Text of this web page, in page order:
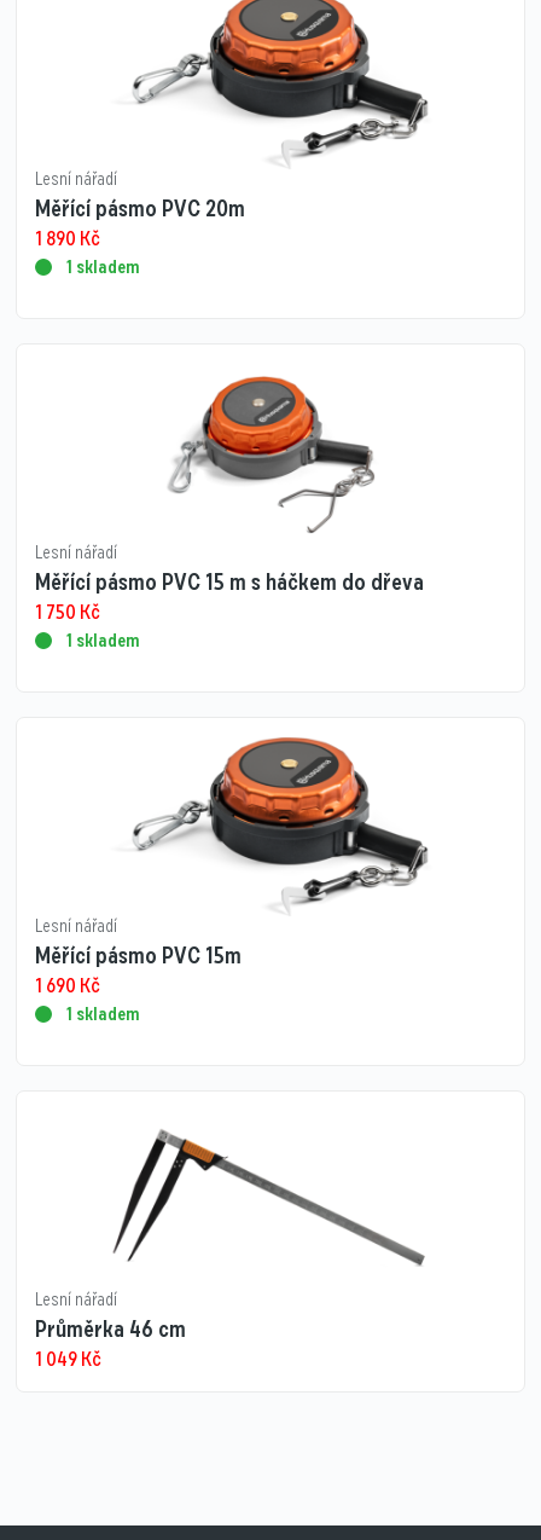
Lesní nářadí
Měřící pásmo PVC 20m
1 890 Kč
1 skladem
Lesní nářadí
Měřící pásmo PVC 15 m s háčkem do dřeva
1 750 Kč
1 skladem
Lesní nářadí
Měřící pásmo PVC 15m
1 690 Kč
1 skladem
Lesní nářadí
Průměrka 46 cm
1 049Kč